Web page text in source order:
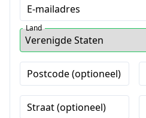
E-mailadres
Land
Postcode (optioneel)
Straat (optioneel)